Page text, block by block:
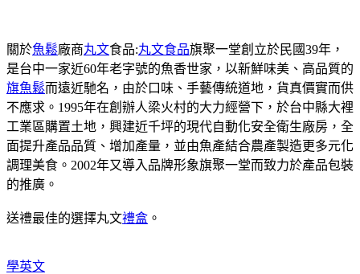
關於魚鬆廠商丸文食品:丸文食品旗聚一堂創立於民國39年，
是台中一家近60年老字號的魚香世家，以新鮮味美、高品質的
旗魚鬆而遠近馳名，由於口味、手藝傳統道地，貨真價實而供
不應求。1995年在創辦人梁火村的大力經營下，於台中縣大裡
工業區購置土地，興建近千坪的現代自動化安全衛生廠房，全
面提升產品品質、增加產量，並由魚產結合農產製造更多元化
調理美食。2002年又導入品牌形象旗聚一堂而致力於產品包裝
的推廣。
送禮最佳的選擇丸文禮盒 。
學英文